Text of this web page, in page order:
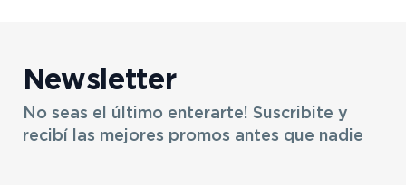
Newsletter
No seas el último enterarte! Suscribite y
recibí las mejores promos antes que nadie